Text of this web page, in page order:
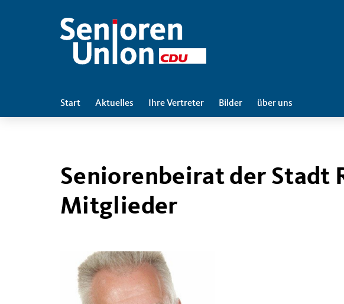
Start Aktuelles Ihre Vertreter Bilder über uns
Seniorenbeirat der Stadt
Mitglieder